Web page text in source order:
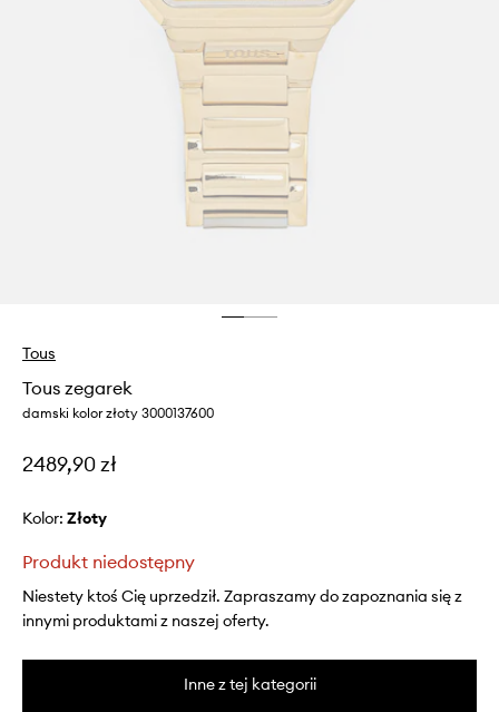
Tous
Tous zegarek
damski kolor złoty 3000137600
2489,90 zł
Kolor: złoty
Produkt niedostępny
Niestety ktoś Cię uprzedził. Zapraszamy do zapoznania się z
innymi produktami z naszej oferty.
Inne z tej kategorii